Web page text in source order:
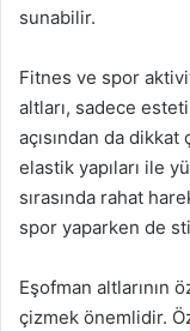
sunabilir.
Fitnes ve spor
altları, sadece
açısından da
elastik yapıları ile
sırasında rahat
spor yaparken de
Eşofman altlarının
çizmek önemlidir.